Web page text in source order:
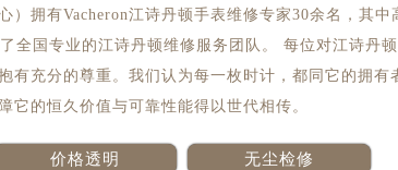
拥有Vacheron江诗丹顿手表维修专家30余名，其中
全国专业的江诗丹顿维修服务团队。 每位对江诗丹
有充分的尊重。我们认为每一枚时计，都同它的拥有
的恒久价值与可靠性能得以世代相传。
价格透明 无尘检修